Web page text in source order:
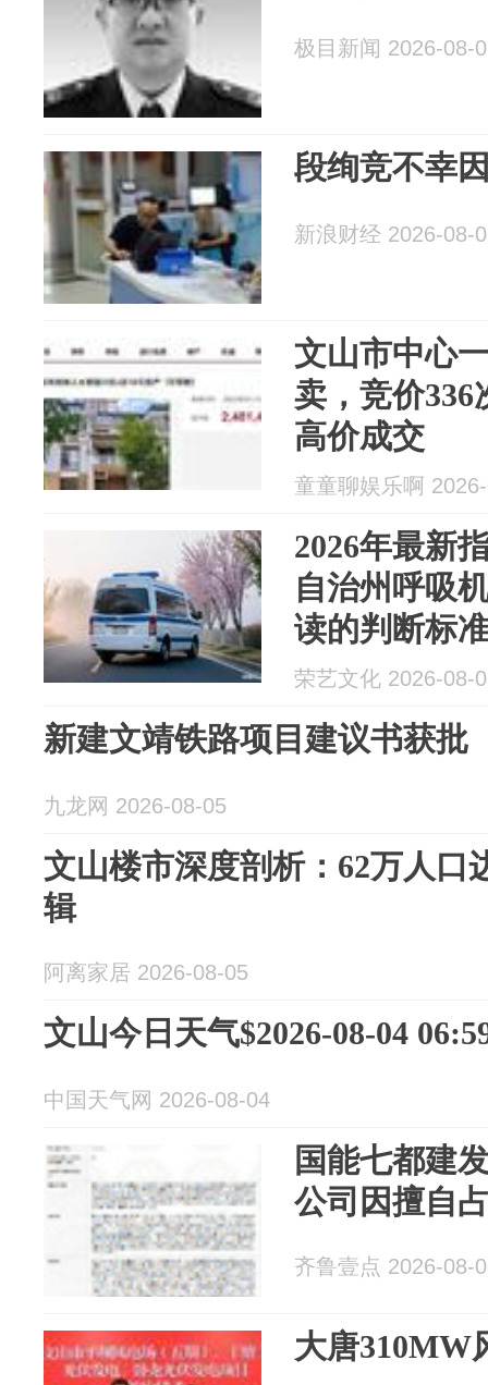
极目新闻 2026-08-
段绚竞不幸
新浪财经 2026-08-
文山市中心
卖，竞价336
高价成交
童童聊娱乐啊
2026年最新
自治州呼吸
读的判断标
荣艺文化 2026-08-
新建文靖铁路项目建议书获批
九龙网 2026-08-05
文山楼市深度剖析：62万人口
辑
阿离家居 2026-08-05
文山今日天气$2026-08-04
中国天气网 2026-08-04
国能七都建
公司因擅自
齐鲁壹点 2026-08-
大唐310MW